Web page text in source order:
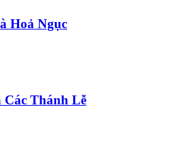
Hoả Ngục
Các Thánh Lễ